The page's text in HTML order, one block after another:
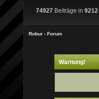
74927 Beiträge in 9212
Robur - Forum
Warnung!